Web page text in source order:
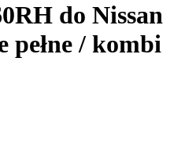
do Nissan
pełne / kombi